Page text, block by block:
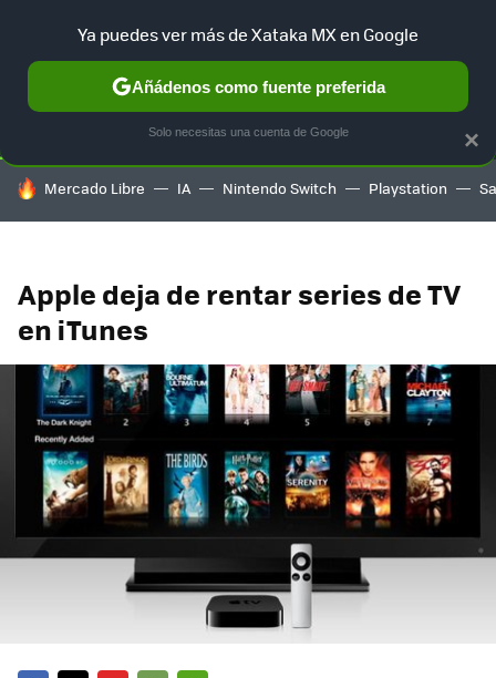
SELECCIÓN GAMING HOME AUTO TERRITORIO
HOY SE HABLA DE
Mercado Libre IA Nintendo Switch Playstation
Apple deja de rentar series de TV
en iTunes
×
Ya puedes ver más de Xataka MX en Google
Añádenos como fuente preferida
Solo necesitas una cuenta de Google